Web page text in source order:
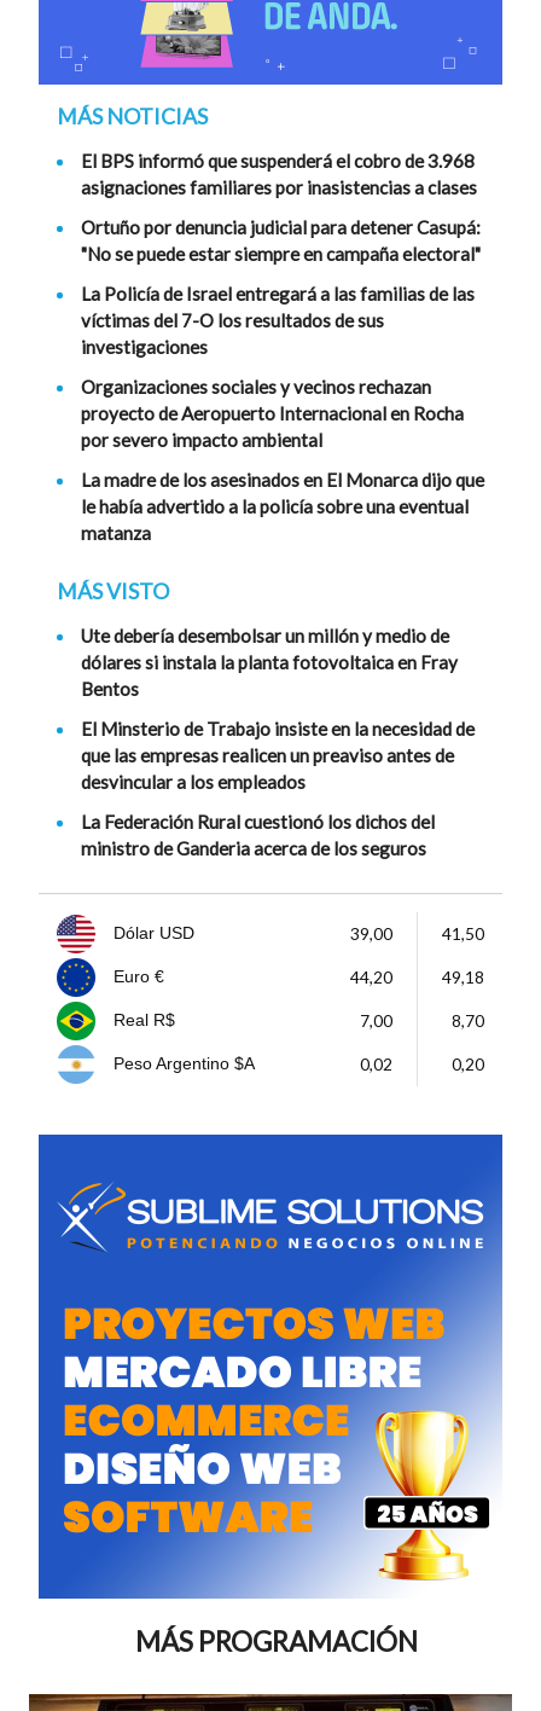
MÁS NOTICIAS
El BPS informó que suspenderá el cobro de 3.968
asignaciones familiares por inasistencias a clases
Ortuño por denuncia judicial para detener Casupá:
"No se puede estar siempre en campaña electoral"
La Policía de Israel entregará a las familias de las
víctimas del 7-O los resultados de sus
investigaciones
Organizaciones sociales y vecinos rechazan
proyecto de Aeropuerto Internacional en Rocha
por severo impacto ambiental
La madre de los asesinados en El Monarca dijo que
le había advertido a la policía sobre una eventual
matanza
MÁS VISTO
Ute debería desembolsar un millón y medio de
dólares si instala la planta fotovoltaica en Fray
Bentos
El Minsterio de Trabajo insiste en la necesidad de
que las empresas realicen un preaviso antes de
desvincular a los empleados
La Federación Rural cuestionó los dichos del
ministro de Ganderia acerca de los seguros
Dólar USD 39,00 41,50
Euro € 44,20 49,18
Real R$ 7,00 8,70
Peso Argentino $A 0,02 0,20
MÁS PROGRAMACIÓN